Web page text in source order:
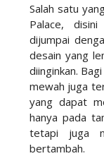
Salah satu
Palace,
dijumpai
desain yang
diinginkan.
mewah juga
yang dapat
hanya pada
tetapi juga
bertambah.